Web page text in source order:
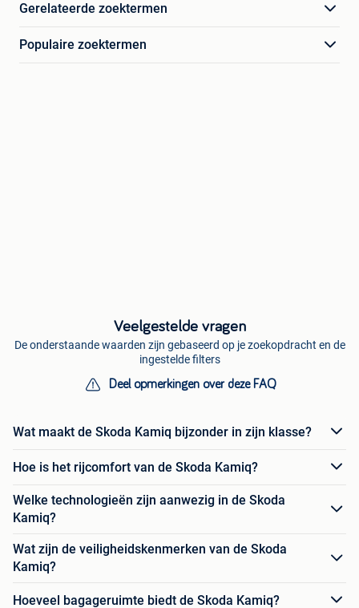
Gerelateerde zoektermen
Populaire zoektermen
Veelgestelde vragen
De onderstaande waarden zijn gebaseerd op je zoekopdracht en de
ingestelde filters
Deel opmerkingen over deze FAQ
Wat maakt de Skoda Kamiq bijzonder in zijn klasse?
Hoe is het rijcomfort van de Skoda Kamiq?
Welke technologieën zijn aanwezig in de Skoda
Kamiq?
Wat zijn de veiligheidskenmerken van de Skoda
Kamiq?
Hoeveel bagageruimte biedt de Skoda Kamiq?